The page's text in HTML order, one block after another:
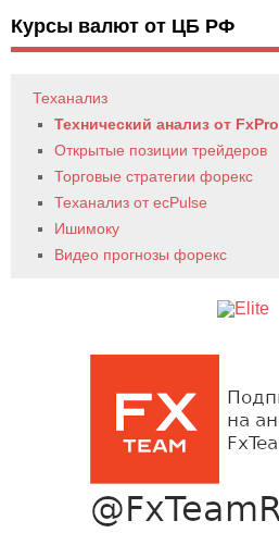
Курсы валют от ЦБ РФ
Теханализ
Технический анализ от FxPro
Открытые позиции трейдеров
Торговые стратегии форекс
Теханализ от ecPulse
Ишимоку
Видео прогнозы форекс